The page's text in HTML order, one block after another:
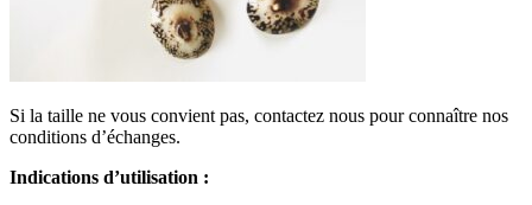
Si la taille ne vous convient pas, contactez nous pour connaître nos
conditions d’échanges.
Indications d’utilisation :